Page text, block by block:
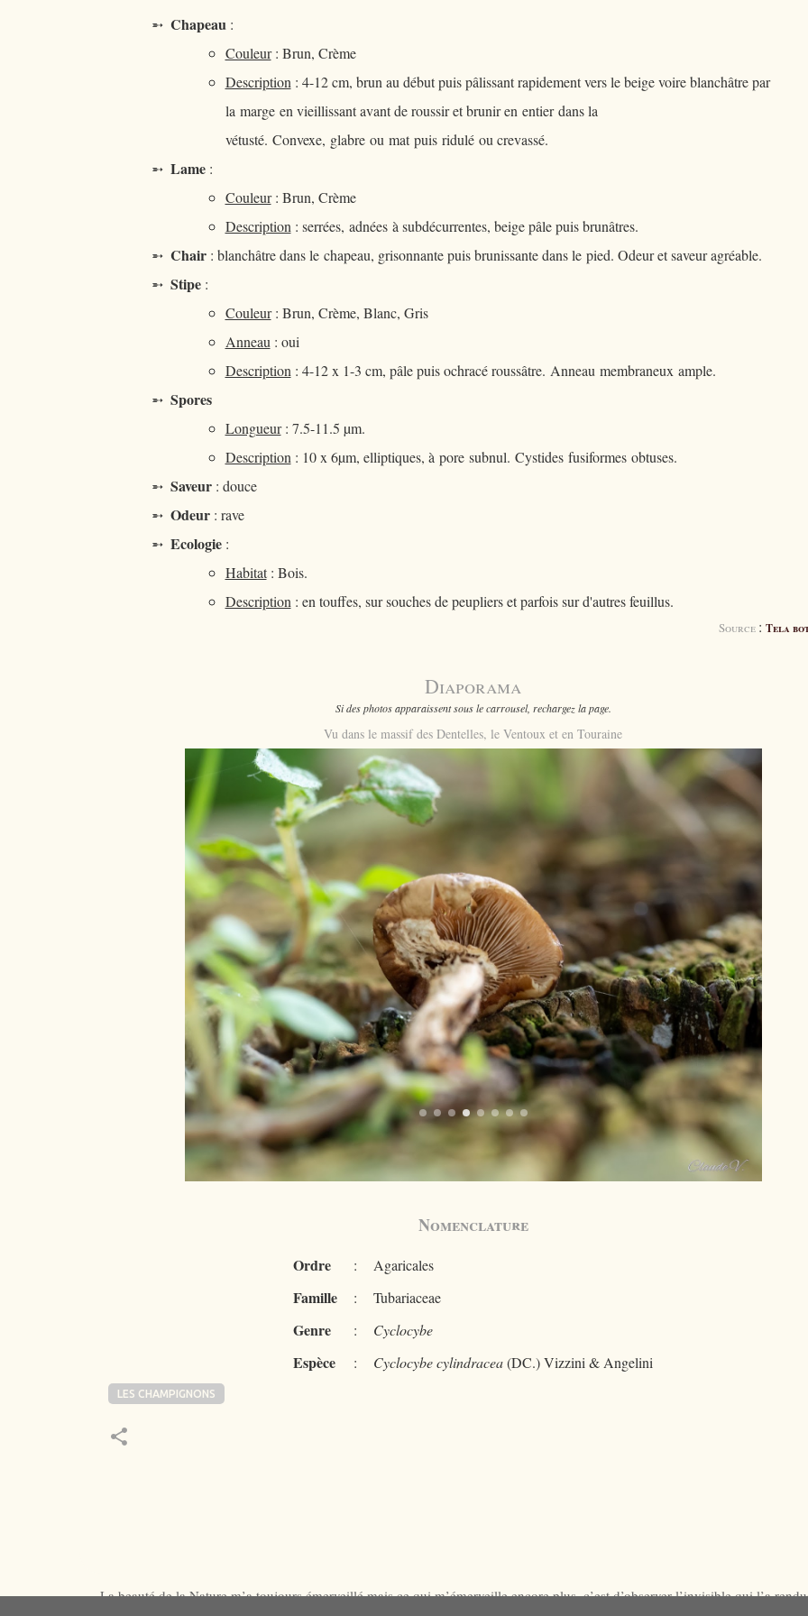
➵ Chapeau :
Couleur: Brun, Crème
Description : 4-12 cm, brun au début puis pâlissant rapidement vers le beige voire blanchâtre par
la marge en vieillissant avant de roussir et brunir en entier dans la
vétusté. Convexe, glabre ou mat puis ridulé ou crevassé.
➵ Lame:
Couleur: Brun, Crème
Description : serrées, adnées à subdécurrentes, beige pâle puis brunâtres.
➵ Chair: blanchâtre dans le chapeau, grisonnante puis brunissante dans le pied. Odeur et saveur agréable.
➵ Stipe:
Couleur: Brun, Crème, Blanc, Gris
Anneau : oui
Description : 4-12 x 1-3 cm, pâle puis ochracé roussâtre. Anneau membraneux ample.
➵ Spores
Longueur: 7.5-11.5 µm.
Description : 10 x 6µm, elliptiques, à pore subnul. Cystides fusiformes obtuses.
➵ Saveur: douce
➵ Odeur: rave
➵ Ecologie:
Habitat: Bois.
Description : en touffes, sur souches de peupliers et parfois sur d'autres feuillus.
Source : Tela
Diaporama
Si des photos apparaissent sous le carrousel, rechargez la page.
Vu dans le massif des Dentelles, le Ventoux et en Touraine
Nomenclature
Ordre : Agaricales
Famille : Tubariaceae
Genre : Cyclocybe
Espèce : Cyclocybe cylindracea(DC.) Vizzini & Angelini
LES CHAMPIGNONS
La beauté de la Nature m’a toujours émerveillé mais ce qui m’émerveille encore plus, c’est d’observer l’invisible qui l’a